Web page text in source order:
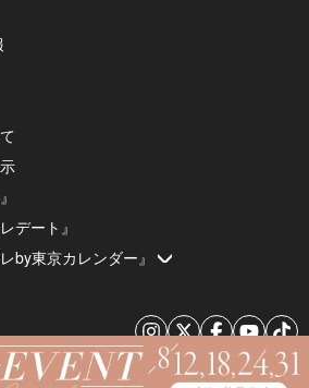
デート』
by東京カレンダー』
© 2026 by Tokyo Calendar, Inc.